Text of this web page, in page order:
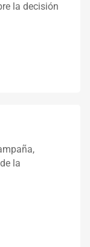
la decisión
la